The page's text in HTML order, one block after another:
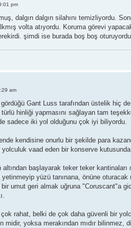
pm
dalgın dalgın silahını temizliyordu.
volta atıyordu. Koruma görevi
şimdi ise burada boş boş
am
Gant Luss tarafından üstelik hiç
hinliği yapmasını sağlayan tam
sadece iki yol olduğunu çok iyi biliyordu.
kendisine onurlu bir şekilde para
vaad eden bir konserve
başlayarak teker teker
yüzü tanınana, önüne
umut geri almak uğruna "Coruscant"a
çok rahat, belki de çok daha güvenli bir
midir, yoksa merakından mıdır